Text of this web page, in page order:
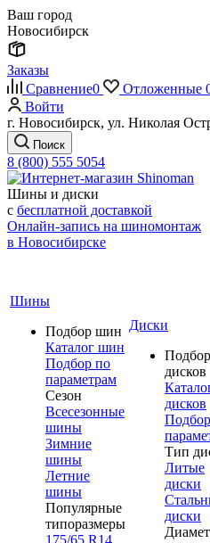
Ваш город
Новосибирск
Заказы
Сравнение0 Отложенные
Войти
г. Новосибирск, ул. Николая
Поиск
8 (800) 555 5054
Шины и диски
с бесплатной доставкой
Онлайн-запись на шиномонтаж
в Новосибирске
Шины
Подбор шин
Каталог шин
Подбор по
параметрам
Сезон
Всесезонные
шины
Зимние
шины
Летние
шины
Популярные
типоразмеры
175/65 R14
Диски
Подбор
дисков
дисков
Тип
Литые
диски
диски